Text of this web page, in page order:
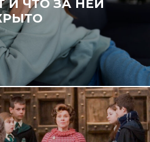
И ЧТО ЗА НЕЙ